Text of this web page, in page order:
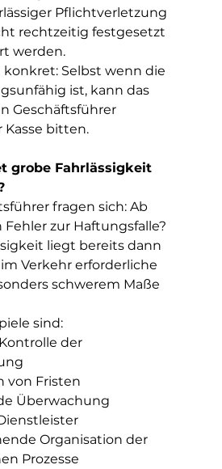
Pflichtverletzung
rechtzeitig festgesetzt
werden.
Selbst wenn die
ist, kann das
Geschäftsführer
Kasse bitten.
grobe Fahrlässigkeit
fragen sich: Ab
zur Haftungsfalle?
liegt bereits dann
Verkehr erforderliche
schwerem Maße
sind:
der
von Fristen
Überwachung
Organisation der
Prozesse